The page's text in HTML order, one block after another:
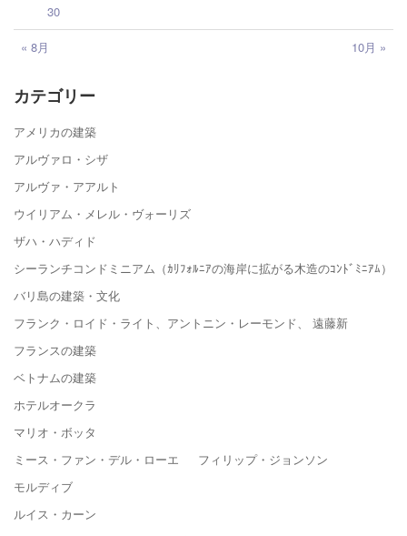
« 8月 10月 »
30
カテゴリー
アメリカの建築
アルヴァロ・シザ
アルヴァ・アアルト
ウイリアム・メレル・ヴォーリズ
ザハ・ハディド
シーランチコンドミニアム（ｶﾘﾌｫﾙﾆｱの海岸に拡がる木造のｺﾝﾄﾞﾐﾆｱﾑ）
バリ島の建築・文化
フランク・ロイド・ライト、アントニン・レーモンド、 遠藤新
フランスの建築
ベトナムの建築
ホテルオークラ
マリオ・ボッタ
ミース・ファン・デル・ローエ フィリップ・ジョンソン
モルディブ
ルイス・カーン